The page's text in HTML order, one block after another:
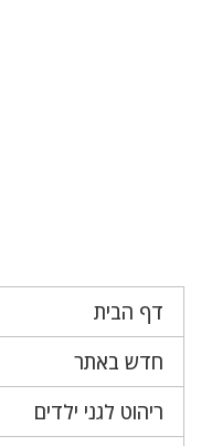
דף הבית
חדש באתר
ריהוט לגני ילדים